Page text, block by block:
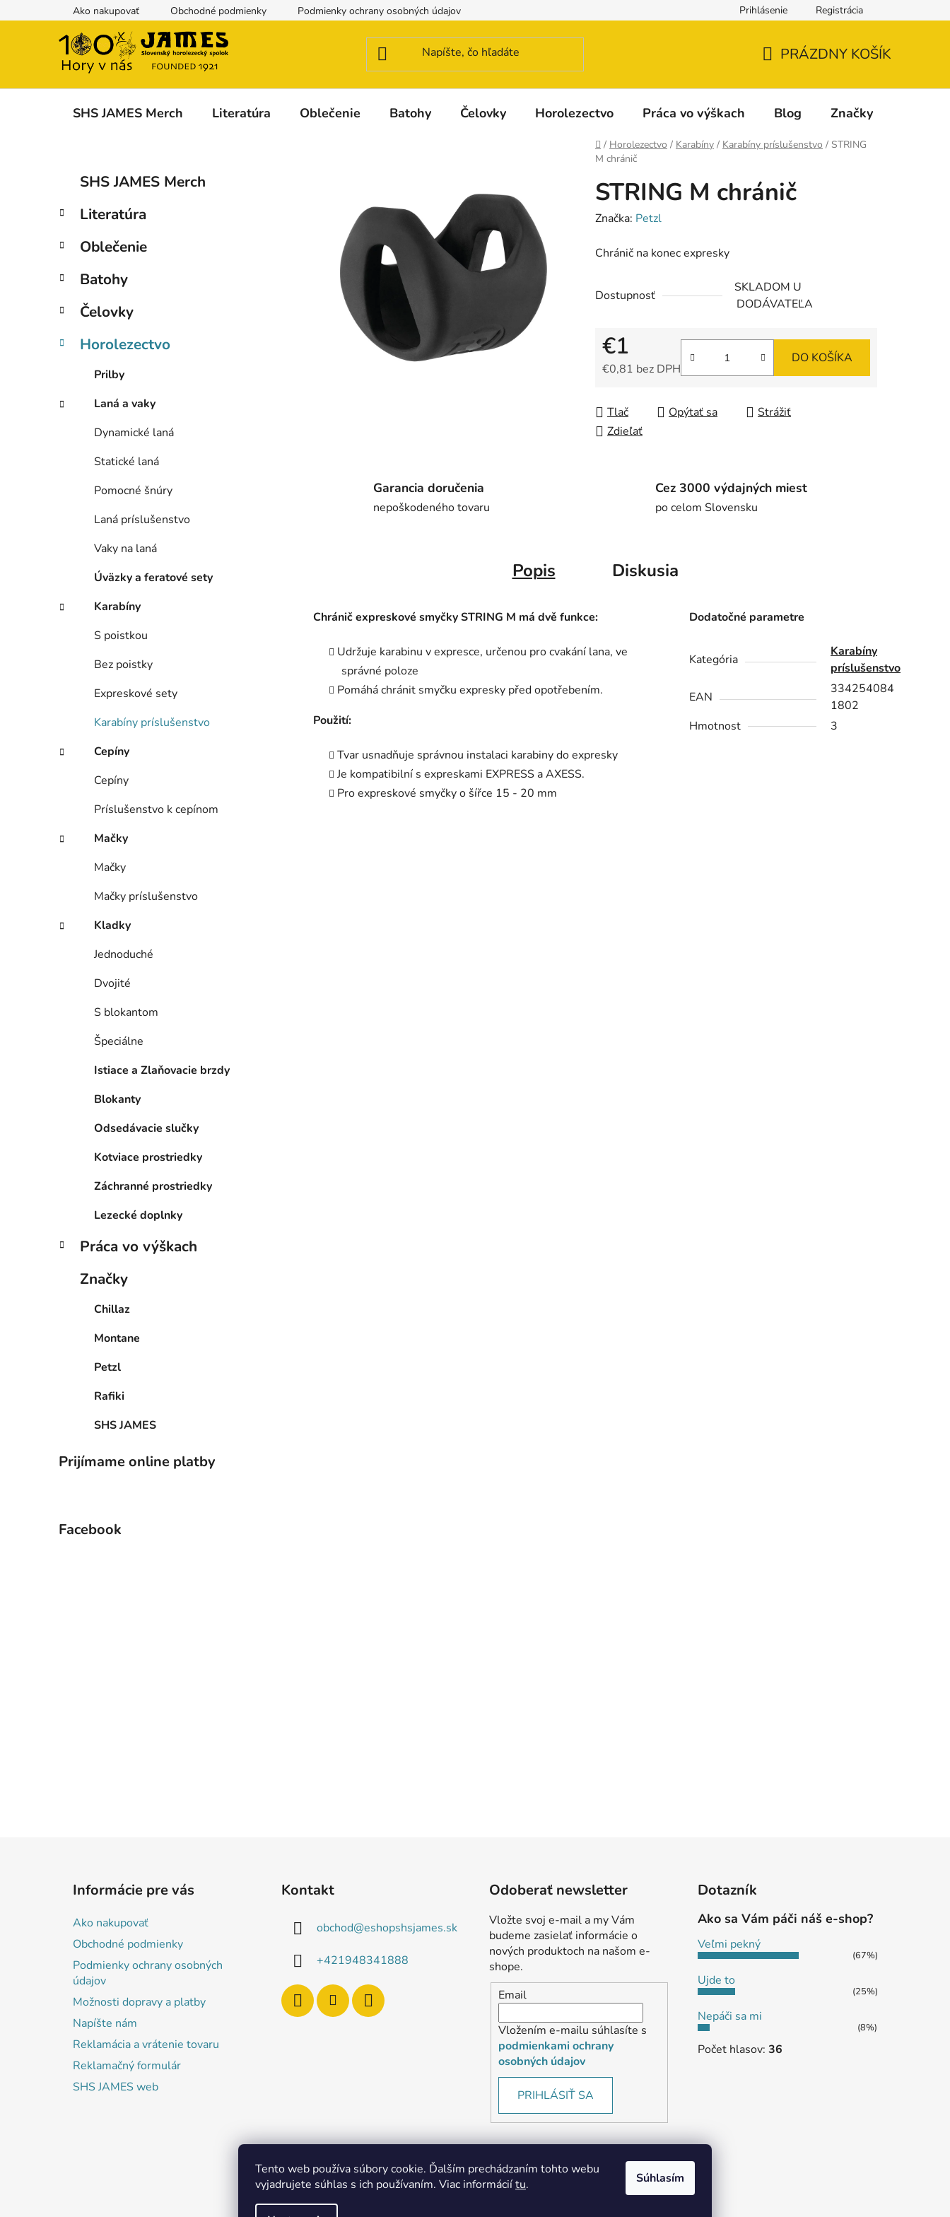
Tento web používa súbory cookie. Ďalším prechádzaním tohto webu
vyjadrujete súhlas s ich používaním. Viac informáciítu. Súhlasím
na
Ako nakupovať Obchodné podmienky Podmienky ochrany osobných údajov Reklamácia a vrátenie tovaru
Prihlásenie Registrácia
KOŠÍK
PRÁZDNY KOŠÍK
SHS JAMES Merch Literatúra Oblečenie Batohy Čelovky Horolezectvo Práca vo výškach Blog Značky
Domov
/ Horolezectvo / Karabíny / Karabíny príslušenstvo / STRING
M chránič
č
ý
a
n
e
l
Preskočiť
kategórie
e
ó
i
SHS JAMES Merch
Literatúra
Oblečenie
Batohy
Čelovky
Horolezectvo
Prilby
Laná a vaky
Dynamické laná
Statické laná
Pomocné šnúry
Laná príslušenstvo
Vaky na laná
Úväzky a feratové sety
Karabíny
S poistkou
Bez poistky
Expreskové sety
Karabíny príslušenstvo
Cepíny
Cepíny
Príslušenstvo k cepínom
Mačky
Mačky
Mačky príslušenstvo
Kladky
Jednoduché
Dvojité
S blokantom
Špeciálne
Istiace a Zlaňovacie brzdy
Blokanty
Odsedávacie slučky
Kotviace prostriedky
Záchranné prostriedky
Lezecké doplnky
Práca vo výškach
Značky
Chillaz
Montane
Petzl
Rafiki
SHS JAMES
Prijímame online platby
Facebook
STRING M chránič
Značka: Petzl
Chránič na konec expresky
Dostupnosť
SKLADOM U
DODÁVATEĽA
€1
€0,81 bez DPH
DO KOŠÍKA
Tlač Opýtať sa
Strážiť
Zdieľať
Garancia doručenia
nepoškodeného tovaru
Cez 3000 výdajných miest
po celom Slovensku
Popis Diskusia
Chránič expreskové smyčky STRING M má dvě funkce:
Udržuje karabinu v expresce, určenou pro cvakání lana, ve
správné poloze
Pomáhá chránit smyčku expresky před opotřebením.
Použití:
Tvar usnadňuje správnou instalaci karabiny do expresky
Je kompatibilní s expreskami EXPRESS a AXESS.
Pro expreskové smyčky o šířce 15 - 20 mm
Dodatočné parametre
Kategória
Karabíny
príslušenstvo
EAN
334254084
1802
Hmotnost
3
Informácie pre vás
Ako nakupovať
Obchodné podmienky
Podmienky ochrany osobných
údajov
Možnosti dopravy a platby
Napíšte nám
Reklamácia a vrátenie tovaru
Reklamačný formulár
SHS JAMES web
Kontakt
obchod@eshopshsjames.sk
+421948341888
Odoberať newsletter
Vložte svoj e-mail a my Vám
budeme zasielať informácie o
nových produktoch na našom e-
shope.
Email
Vložením e-mailu súhlasíte s
podmienkami ochrany
osobných údajov
PRIHLÁSIŤ SA
Dotazník
Ako sa Vám páči náš e-shop?
Veľmi pekný
(67%)
Ujde to
(25%)
Nepáči sa mi
(8%)
Počet hlasov: 36
MôjPrvýEshop.sk Shoptet.sk